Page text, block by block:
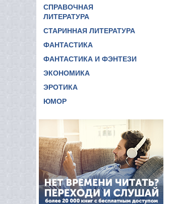
СПРАВОЧНАЯ
ЛИТЕРАТУРА
СТАРИННАЯ ЛИТЕРАТУРА
ФАНТАСТИКА
ФАНТАСТИКА И ФЭНТЕЗИ
ЭКОНОМИКА
ЭРОТИКА
ЮМОР